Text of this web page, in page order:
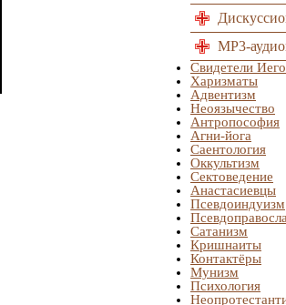
MP3-
Свидетели
Харизматы
Адвентизм
Неоязычество
Антропософия
Агни-йога
Саентология
Оккультизм
Сектоведение
Анастасиевцы
Псевдоиндуизм
Сатанизм
Кришнаиты
Контактёры
Мунизм
Психология